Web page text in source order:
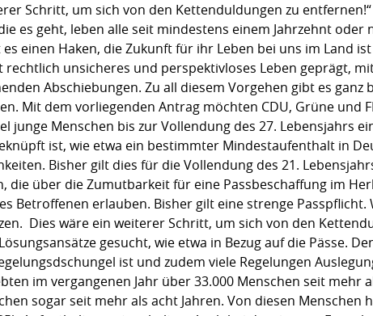
Schritt, um sich von den Kettenduldungen zu entfernen!“
es geht, leben alle seit mindestens einem Jahrzehnt
es einen Haken, die Zukunft für ihr Leben bei uns im Land
unsicheres und perspektivloses Leben geprägt,
Abschiebungen. Zu all diesem Vorgehen gibt es ganz
Mit dem vorliegenden Antrag möchten CDU, Grüne und
junge Menschen bis zur Vollendung des 27. Lebensjahrs
ist, wie etwa ein bestimmter Mindestaufenthalt in
Bisher gilt dies für die Vollendung des 21.
die über die Zumutbarkeit für eine Passbeschaffung im
Betroffenen erlauben. Bisher gilt eine strenge Passpflicht.
Dies wäre ein weiterer Schritt, um sich von den
gesucht, wie etwa in Bezug auf die Pässe.
ist und zudem viele Regelungen
im vergangenen Jahr über 33.000 Menschen seit mehr
sogar seit mehr als acht Jahren. Von diesen Menschen